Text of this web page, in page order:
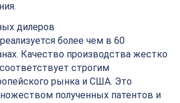
дилеров
реализуется более чем в 60
Качество производства жестко
строгим
рынка и США. Это
полученных патентов и